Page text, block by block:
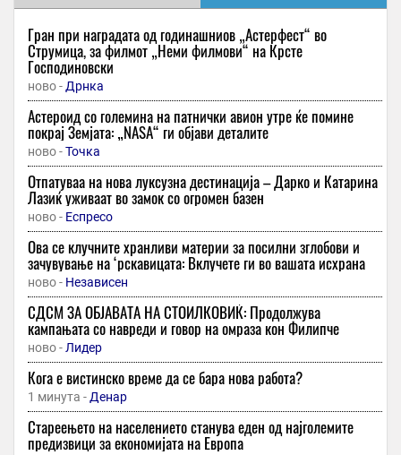
Гран при наградата од годинашниов „Астерфест“ во
Струмица, за филмот „Неми филмови“ на Крсте
Господиновски
ново - Дрнка
Астероид со големина на патнички авион утре ќе помине
покрај Земјата: „NASA“ ги објави деталите
ново -Точка
Отпатуваа на нова луксузна дестинација – Дарко и Катарина
Лазиќ уживаат во замок со огромен базен
ново - Еспресо
Ова се клучните хранливи материи за посилни зглобови и
зачувување на ‘рскавицата: Вклучете ги во вашата исхрана
ново - Независен
СДСМ ЗА ОБЈАВАТА НА СТОИЛКОВИЌ: Продолжува
кампањата со навреди и говор на омраза кон Филипче
ново - Лидер
Кога е вистинско време да се бара нова работа?
1 минута - Денар
Стареењето на населението станува еден од најголемите
предизвици за економијата на Европа